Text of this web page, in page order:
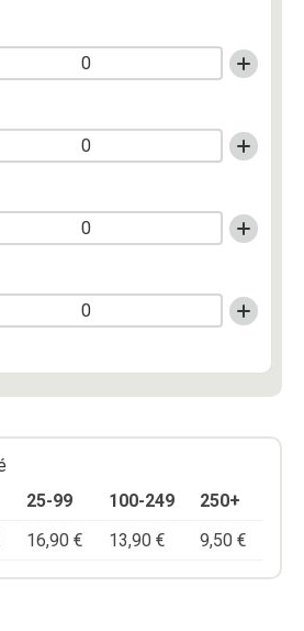
25-99 100-249
250+
16,90 € 13,90 € 9,50 €